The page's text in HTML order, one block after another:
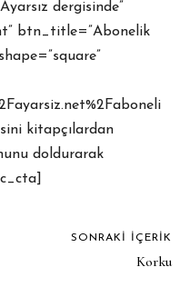
dergisinde”
btn_title=”Abonelik
kitapçılardan
doldurarak
SONRAKI İÇERIK
Korku